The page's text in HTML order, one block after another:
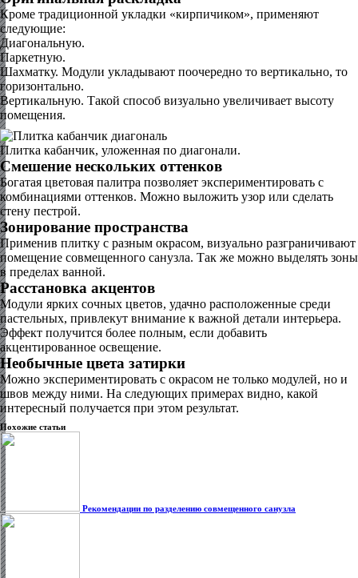
Кроме традиционной укладки «кирпичиком», применяют
следующие:
Диагональную.
Паркетную.
Шахматку. Модули укладывают поочередно то вертикально, то
горизонтально.
Вертикальную. Такой способ визуально увеличивает высоту
помещения.
Плитка кабанчик, уложенная по диагонали.
Смешение нескольких оттенков
Богатая цветовая палитра позволяет экспериментировать с
комбинациями оттенков. Можно выложить узор или сделать
стену пестрой.
Зонирование пространства
Применив плитку с разным окрасом, визуально разграничивают
помещение совмещенного санузла. Так же можно выделять зоны
в пределах ванной.
Расстановка акцентов
Модули ярких сочных цветов, удачно расположенные среди
пастельных, привлекут внимание к важной детали интерьера.
Эффект получится более полным, если добавить
акцентированное освещение.
Необычные цвета затирки
Можно экспериментировать с окрасом не только модулей, но и
швов между ними. На следующих примерах видно, какой
интересный получается при этом результат.
Похожие статьи
Рекомендации по разделению совмещенного санузла